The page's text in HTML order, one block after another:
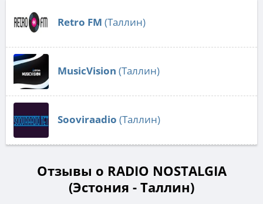
Retro FM (Таллин)
MusicVision (Таллин)
Sooviraadio (Таллин)
Отзывы о RADIO NOSTALGIA
(Эстония - Таллин)